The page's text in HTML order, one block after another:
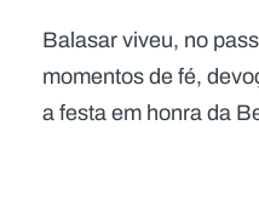
Balasar viveu, no
momentos de fé,
a festa em honra da